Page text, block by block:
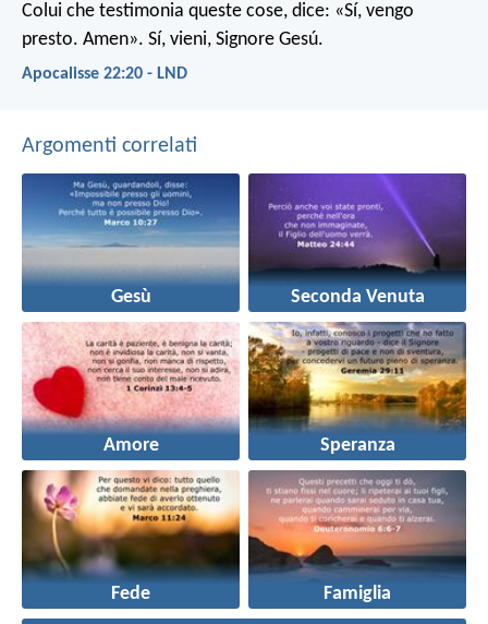
Colui che testimonia queste cose, dice: «Sí, vengo
presto. Amen». Sí, vieni, Signore Gesú.
Apocalisse 22:20 - LND
Argomenti correlati
Gesù Seconda Venuta
Amore Speranza
Fede Famiglia